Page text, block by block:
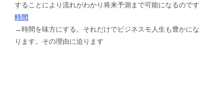
することにより流れがわかり将来予測まで可能になるのです
時間
→時間を味方にする。それだけでビジネスモ人生も豊かにな
ります。その理由に迫ります